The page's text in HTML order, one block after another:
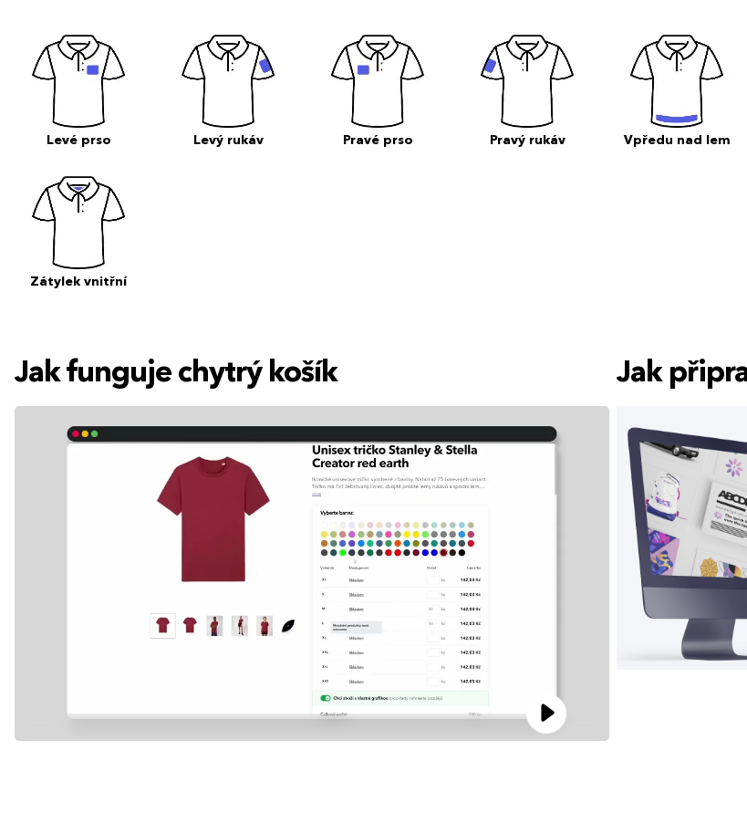
Levé prso Levý rukáv Pravé prso Pravý rukáv Vpředu nad lem
Zátylek vnitřní
Jak funguje chytrý košík Jak